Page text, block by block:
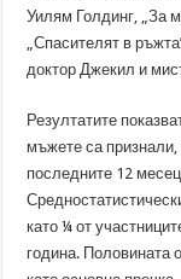
Уилям Голдинг, „За
„Спасителят в
доктор Джекил и
Резултатите
мъжете са признали,
последните 12
като ¼ от
година. Половината